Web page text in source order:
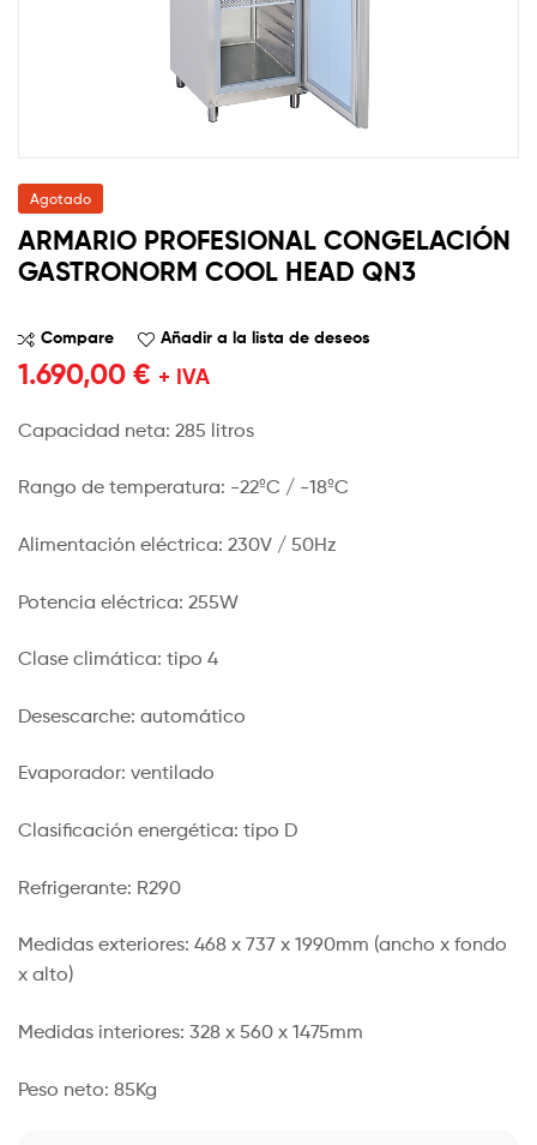
Agotado
ARMARIO PROFESIONAL CONGELACIÓN
GASTRONORM COOL HEAD QN3
Compare Añadir a la lista de deseos
1.690,00 € + IVA
Capacidad neta: 285 litros
Rango de temperatura: -22ºC / -18ºC
Alimentación eléctrica: 230V / 50Hz
Potencia eléctrica: 255W
Clase climática: tipo 4
Desescarche: automático
Evaporador: ventilado
Clasificación energética: tipo D
Refrigerante: R290
Medidas exteriores: 468 x 737 x 1990mm (ancho x fondo
x alto)
Medidas interiores: 328 x 560 x 1475mm
Peso neto: 85Kg